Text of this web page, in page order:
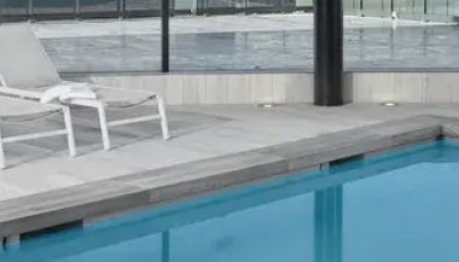
personnelles.
ou conférence